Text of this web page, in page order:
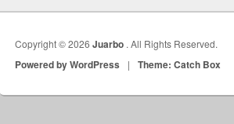
Copyright © 2026Juarbo . All Rights Reserved.
Powered by WordPress | Theme: Catch Box